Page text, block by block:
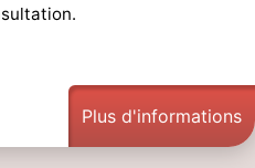
Plus d'informations